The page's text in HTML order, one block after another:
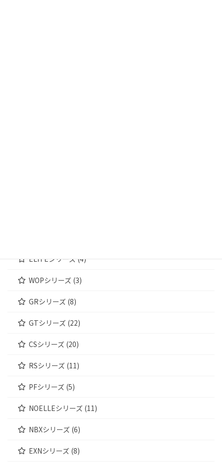
ELITEシリーズ (4)
WOPシリーズ (3)
GRシリーズ (8)
GTシリーズ (22)
CSシリーズ (20)
RSシリーズ (11)
PFシリーズ (5)
NOELLEシリーズ (11)
NBXシリーズ (6)
EXNシリーズ (8)